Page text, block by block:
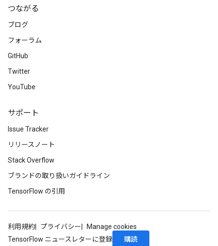
つながる
ブログ
フォーラム
GitHub
Twitter
YouTube
サポート
Issue Tracker
リリースノート
Stack Overflow
ブランドの取り扱いガイドライン
TensorFlow の引用
利用規約 プライバシー
Manage cookies
TensorFlow ニュースレターに登録
購読